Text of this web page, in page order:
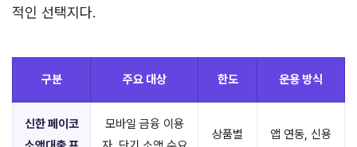
적인 선택지다.
구분 주요 대상 한도 운용 방식
신한 페이코
모바일 금융 이용
상품별
앱 연동, 신용